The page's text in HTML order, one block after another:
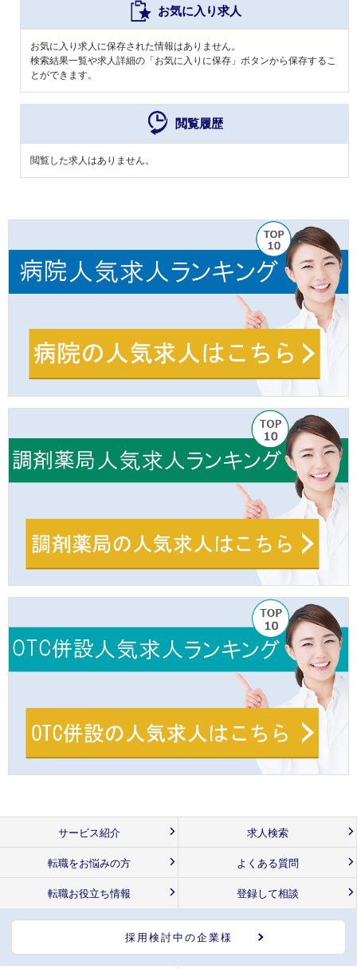
お気に入り求人
お気に入り求人に保存された情報はありません。
検索結果一覧や求人詳細の「お気に入りに保存」ボタンから保存するこ
とができます。
閲覧履歴
閲覧した求人はありません。
サービス紹介 求人検索
転職をお悩みの方 よくある質問
転職お役立ち情報 登録して相談
採用検討中の企業様